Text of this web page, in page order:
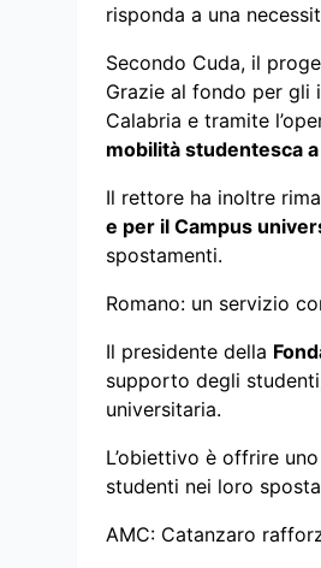
risponda a una
Secondo Cuda, il
Grazie al fondo per gli
Calabria e tramite
mobilità studentesca
Il rettore ha inoltre
e per il Campus
spostamenti.
Romano: un servizio
Il presidente della
supporto degli
universitaria.
L’obiettivo è offrire
studenti nei loro
AMC: Catanzaro